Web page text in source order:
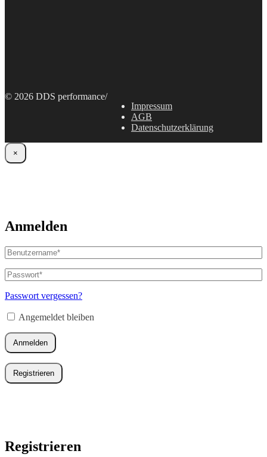
© 2026 DDS performance/
Impressum
AGB
Datenschutzerklärung
×
Anmelden
Benutzername
oder
E-
Mail-
Adresse*
Passwort*
Erforderlich
Passwort vergessen?
Angemeldet bleiben
Anmelden
Registrieren
Registrieren